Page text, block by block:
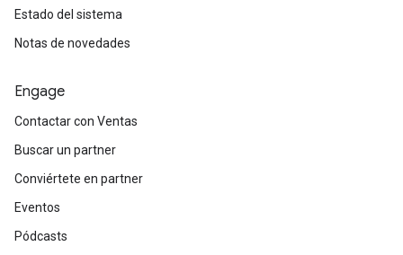
Estado del sistema
Notas de novedades
Engage
Contactar con Ventas
Buscar un partner
Conviértete en partner
Eventos
Pódcasts